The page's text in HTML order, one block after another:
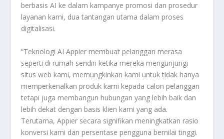
berbasis AI ke dalam kampanye promosi dan prosedur
layanan kami, dua tantangan utama dalam proses
digitalisasi.
“Teknologi AI Appier membuat pelanggan merasa
seperti di rumah sendiri ketika mereka mengunjungi
situs web kami, memungkinkan kami untuk tidak hanya
memperkenalkan produk kami kepada calon pelanggan
tetapi juga membangun hubungan yang lebih baik dan
lebih dekat dengan basis klien kami yang ada.
Terutama, Appier secara signifikan meningkatkan rasio
konversi kami dan persentase pengguna bernilai tinggi.